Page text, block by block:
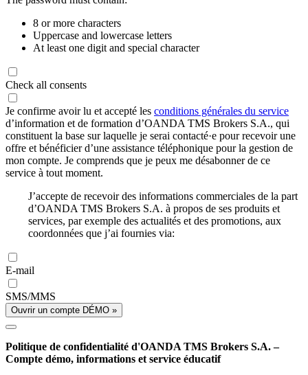
8 or more characters
Uppercase and lowercase letters
At least one digit and special character
Check all consents
Je confirme avoir lu et accepté les conditions générales du service
d’information et de formation d’OANDA TMS Brokers S.A., qui
constituent la base sur laquelle je serai contacté·e pour recevoir une
offre et bénéficier d’une assistance téléphonique pour la gestion de
mon compte. Je comprends que je peux me désabonner de ce
service à tout moment.
J’accepte de recevoir des informations commerciales de la part
d’OANDA TMS Brokers S.A. à propos de ses produits et
services, par exemple des actualités et des promotions, aux
coordonnées que j’ai fournies via:
E-mail
SMS/MMS
Ouvrir un compte DÉMO »
Politique de confidentialité d'OANDA TMS Brokers S.A. –
Compte démo, informations et service éducatif